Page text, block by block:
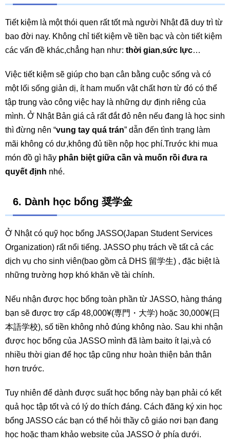
Tiết kiệm là một thói quen rất tốt mà người Nhật đã duy trì từ
bao đời nay. Không chỉ tiết kiệm về tiền bạc và còn tiết kiệm
các vấn đề khác,chẳng hạn như: thời gian,sức lực…
Việc tiết kiệm sẽ giúp cho bạn cân bằng cuộc sống và có
một lối sống giản dị, ít ham muốn vật chất hơn từ đó có thể
tập trung vào công việc hay là những dự định riêng của
mình. Ở Nhật Bản giá cả rất đắt đỏ nên nếu đang là học sinh
thì đừng nên “vung tay quá trán” dẫn đến tình trạng làm
mãi không có dư,không đủ tiền nộp học phí.Trước khi mua
món đồ gì hãy phân biệt giữa cần và muốn rồi đưa ra
quyết định nhé.
6. Dành học bổng 奨学金
Ở Nhật có quỹ học bổng JASSO(Japan Student Services
Organization) rất nổi tiếng. JASSO phụ trách về tất cả các
dịch vụ cho sinh viên(bao gồm cả DHS 留学生) , đặc biệt là
những trường hợp khó khăn về tài chính.
Nếu nhận được học bổng toàn phần từ JASSO, hàng tháng
bạn sẽ được trợ cấp 48,000¥(専門・大学) hoặc 30,000¥(日
本語学校), số tiền không nhỏ đúng không nào. Sau khi nhận
được học bổng của JASSO mình đã làm baito ít lại,và có
nhiều thời gian để học tập cũng như hoàn thiện bản thân
hơn trước.
Tuy nhiên để dành được suất học bổng này bạn phải có kết
quả học tập tốt và có lý do thích đáng. Cách đăng ký xin học
bổng JASSO các bạn có thể hỏi thầy cô giáo nơi bạn đang
học hoặc tham khảo website của JASSO ở phía dưới.